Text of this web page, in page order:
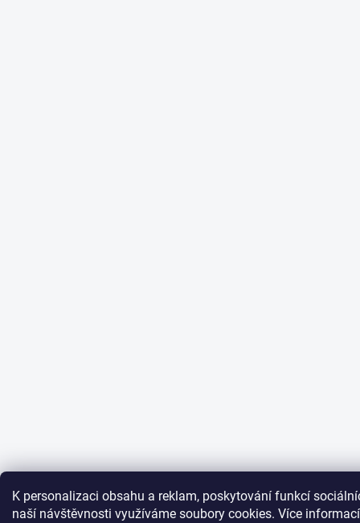
K personalizaci obsahu a reklam, poskytování funkcí
naší návštěvnosti využíváme soubory cookies. Více